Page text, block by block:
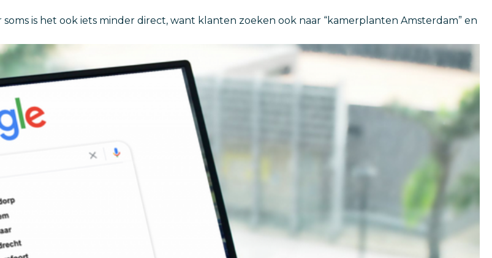
is het ook iets minder direct, want klanten zoeken ook naar “kamerplanten Amsterdam” en